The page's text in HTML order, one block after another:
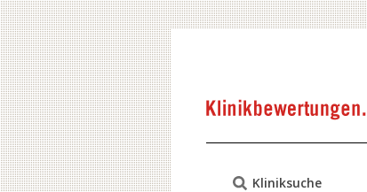
Kliniksuche